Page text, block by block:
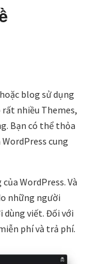
blog sử dụng
rất nhiều Themes,
Bạn có thể thỏa
cung
WordPress. Và
những người
dùng viết. Đối với
phí và trả phí.